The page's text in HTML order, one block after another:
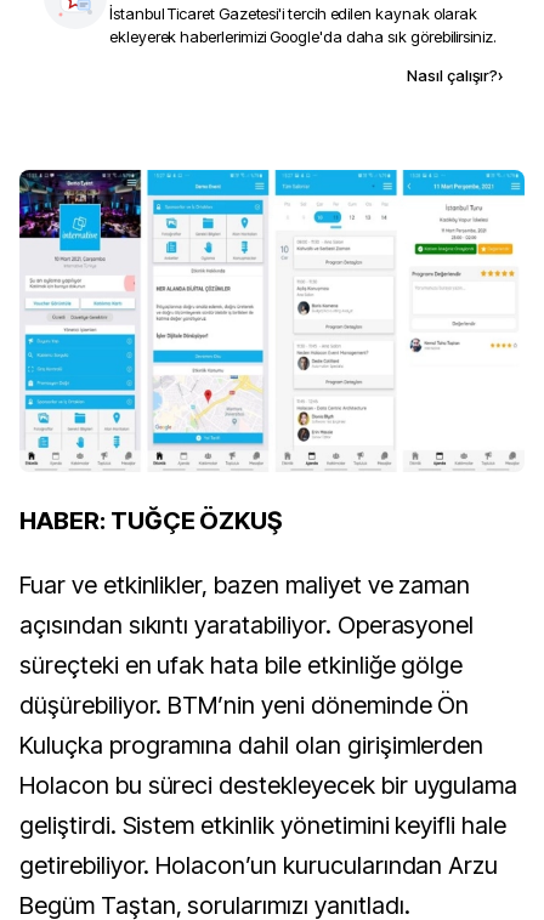
İstanbul Ticaret Gazetesi'i tercih edilen kaynak olarak
ekleyerek haberlerimizi Google'da daha sık görebilirsiniz.
Nasıl çalışır?›
HABER: TUĞÇE ÖZKUŞ
Fuar ve etkinlikler, bazen maliyet ve zaman
açısından sıkıntı yaratabiliyor. Operasyonel
süreçteki en ufak hata bile etkinliğe gölge
düşürebiliyor. BTM’nin yeni döneminde Ön
Kuluçka programına dahil olan girişimlerden
Holacon bu süreci destekleyecek bir uygulama
geliştirdi. Sistem etkinlik yönetimini keyifli hale
getirebiliyor. Holacon’un kurucularından Arzu
Begüm Taştan, sorularımızı yanıtladı.